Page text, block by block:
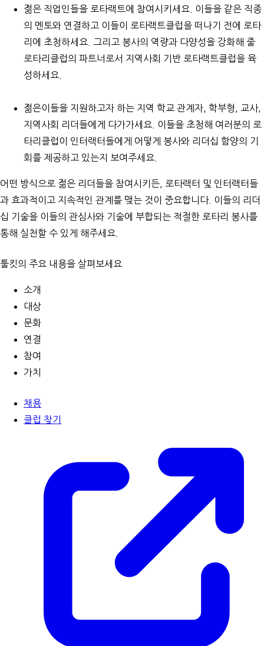
젊은 직업인들을 로타랙트에 참여시키세요. 이들을 같은 직종
의 멘토와 연결하고 이들이 로타랙트클럽을 떠나기 전에 로타
리에 초청하세요. 그리고 봉사의 역량과 다양성을 강화해 줄
로타리클럽의 파트너로서 지역사회 기반 로타랙트클럽을 육
성하세요.
젊은이들을 지원하고자 하는 지역 학교 관계자, 학부형, 교사,
지역사회 리더들에게 다가가세요. 이들을 초청해 여러분의 로
타리클럽이 인터랙터 들에게 어떻게 봉사와 리더십 함양의 기
회를 제공하고 있는지 보여주세요.
어떤 방식으로 젊은 리더들을 참여시키든, 로타랙터 및 인터랙터들
과 효과적이고 지속적인 관계를 맺는 것이 중요합니다. 이들의 리더
십 기술을 이들의 관심사와 기술에 부합되는 적절한 로타리 봉사를
통해 실천할 수 있게 해주세요.
툴킷의 주요 내용을 살펴보세요
소개
대상
문화
연결
참여
가치
채용
클럽 찾기